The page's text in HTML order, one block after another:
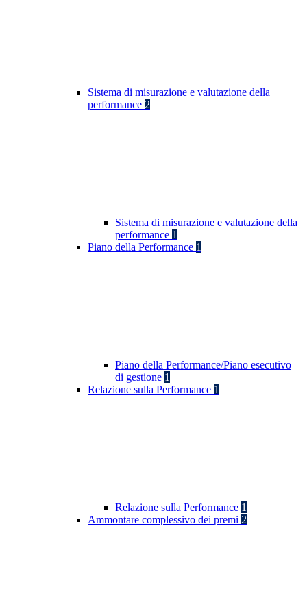
Sistema di misurazione e valutazione della
performance 2
Sistema di misurazione e valutazione della
performance 1
Piano della Performance 1
Piano della Performance/Piano esecutivo
di gestione 1
Relazione sulla Performance 1
Relazione sulla Performance 1
Ammontare complessivo dei premi 2